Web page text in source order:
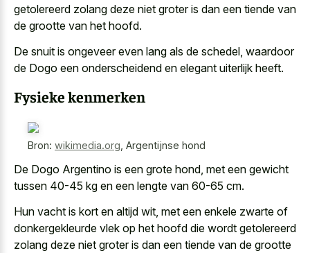
getolereerd zolang deze niet groter is dan een tiende van
de grootte van het hoofd.
De snuit is ongeveer even lang als de schedel, waardoor
de Dogo een onderscheidend en elegant uiterlijk heeft.
Fysieke kenmerken
Bron: wikimedia.org Argentijnse hond
De Dogo Argentino is een grote hond, met een gewicht
tussen 40-45 kg en een lengte van 60-65 cm.
Hun vacht is kort en altijd wit, met een enkele zwarte of
donkergekleurde vlek op het hoofd die wordt getolereerd
zolang deze niet groter is dan een tiende van de grootte